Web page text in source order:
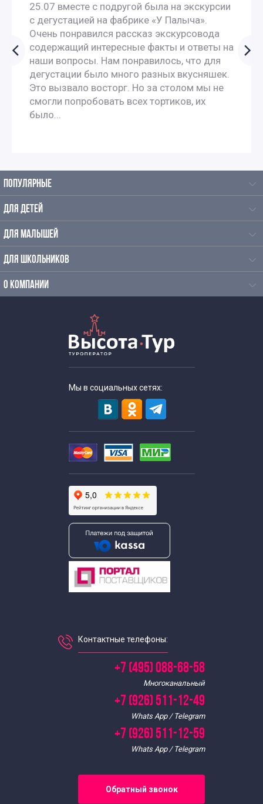
Новогодние экскурсии по Москве
Новогодние экскурсии для детей в Москве
Новогодние экскурсии для дошкольников
Новогодние экскурсии для школьников в Москве
Новогодние экскурсии для 4 класса
25.07 вместе с подругой была на экскурсии
с дегустацией на фабрике «У Палыча».
Очень понравился рассказ экскурсовода
содержащий интересные факты и ответы на
наши вопросы. Нам понравилось, что для
дегустации было много разных вкусняшек.
Это вызвало восторг. Но за столом мы не
смогли попробовать всех тортиков, их
было...
ПОПУЛЯРНЫЕ
ДЛЯ ДЕТЕЙ
ДЛЯ МАЛЫШЕЙ
ДЛЯ ШКОЛЬНИКОВ
О КОМПАНИИ
Мы в социальных сетях:
Контактные телефоны:
+7 (495) 088-68-58
Многоканальный
+7 (926) 511-12-49
Whats App / Telegram
+7 (926) 511-12-59
Whats App / Telegram
Обратный звонок